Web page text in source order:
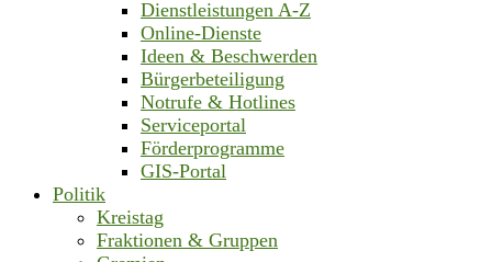
Dienstleistungen A-Z
Online-Dienste
Ideen & Beschwerden
Bürgerbeteiligung
Notrufe & Hotlines
Serviceportal
Förderprogramme
GIS-Portal
Politik
Kreistag
Fraktionen & Gruppen